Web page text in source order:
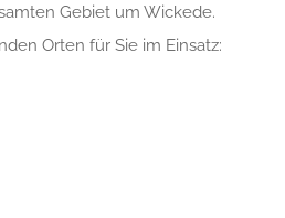
Gebiet um Wickede.
Orten für Sie im Einsatz: